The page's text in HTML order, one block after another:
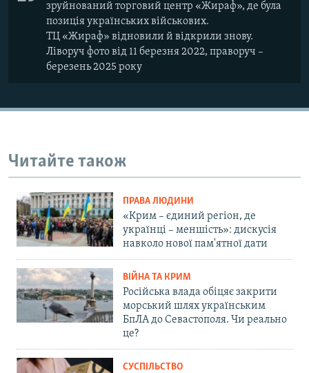
зруйнований торговий центр «Жираф», де була
позиція українських військових.
ТЦ «Жираф» відновили й відкрили знову.
Ліворуч фото від 11 березня 2022, праворуч –
березень 2025 року
Читайте також
ПРАВА ЛЮДИНИ
«Крим – єдиний регіон, де
українці – меншість»: дискусія
навколо нової пам'ятної дати
ВІЙНА ТА КРИМ
Російська влада обіцяє закрити
морський шлях українським
БпЛА до Севастополя. Чи реально
це?
СУСПІЛЬСТВО